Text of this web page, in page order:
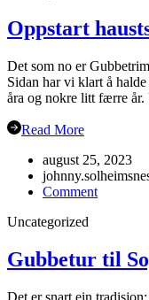
Oppstart
Det som no er
Sidan har vi klart å
åra og nokre litt færre
Read More
august 25, 2023
Commenton
Uncategorized
Gubbetur til